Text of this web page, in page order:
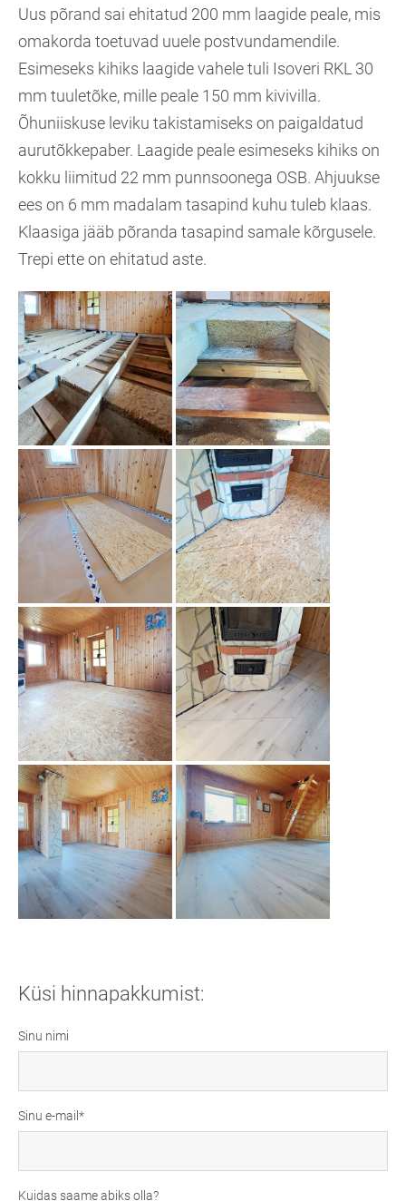
Uus põrand sai ehitatud 200 mm laagide peale, mis
omakorda toetuvad uuele postvundamendile.
Esimeseks kihiks laagide vahele tuli Isoveri RKL 30
mm tuuletõke, mille peale 150 mm kivivilla.
Õhuniiskuse leviku takistamiseks on paigaldatud
aurutõkkepaber. Laagide peale esimeseks kihiks on
kokku liimitud 22 mm punnsoonega OSB. Ahjuukse
ees on 6 mm madalam tasapind kuhu tuleb klaas.
Klaasiga jääb põranda tasapind samale kõrgusele.
Trepi ette on ehitatud aste.
Küsi hinnapakkumist:
Sinu nimi
Sinu e-mail
Kuidas saame abiks olla?